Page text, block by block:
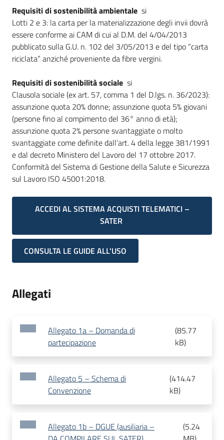
Requisiti di sostenibilità ambientale si
Lotti 2 e 3: la carta per la materializzazione degli invii dovrà
essere conforme ai CAM di cui al D.M. del 4/04/2013
pubblicato sulla G.U. n. 102 del 3/05/2013 e del tipo “carta
riciclata” anziché proveniente da fibre vergini.
Requisiti di sostenibilità sociale si
Clausola sociale (ex art. 57, comma 1 del D.lgs. n. 36/2023):
assunzione quota 20% donne; assunzione quota 5% giovani
(persone fino al compimento del 36° anno di età);
assunzione quota 2% persone svantaggiate o molto
svantaggiate come definite dall’art. 4 della legge 381/1991
e dal decreto Ministero del Lavoro del 17 ottobre 2017.
Conformità del Sistema di Gestione della Salute e Sicurezza
sul Lavoro ISO 45001:2018.
ACCEDI AL SISTEMA ACQUISTI TELEMATICI –
SATER
CONSULTA LE GUIDE ALL'USO
Allegati
Allegato 1a – Domanda di
partecipazione
(85.77
kB)
Allegato 5 – Schema di
Convenzione
(414.47
kB)
Allegato 1b – DGUE (ausiliaria –
(5.24